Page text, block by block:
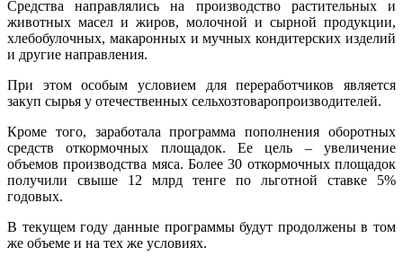
Средства направлялись на производство растительных и
животных масел и жиров, молочной и сырной продукции,
хлебобулочных, макаронных и мучных кондитерских изделий
и другие направления.
При этом особым условием для переработчиков является
закуп сырья у отечественных сельхозтоваропроизводителей.
Кроме того, заработала программа пополнения оборотных
средств откормочных площадок. Ее цель – увеличение
объемов производства мяса. Более 30 откормочных площадок
получили свыше 12 млрд тенге по льготной ставке 5%
годовых.
В текущем году данные программы будут продолжены в том
же объеме и на тех же условиях.